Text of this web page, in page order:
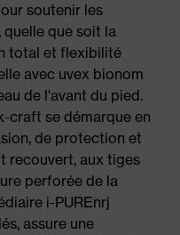
soutenir les
que soit la
total et flexibilité
avec uvex bionom
de l'avant du pied.
craft se démarque en
de protection et
recouvert, aux tiges
perforée de la
i-PUREnrj
assure une